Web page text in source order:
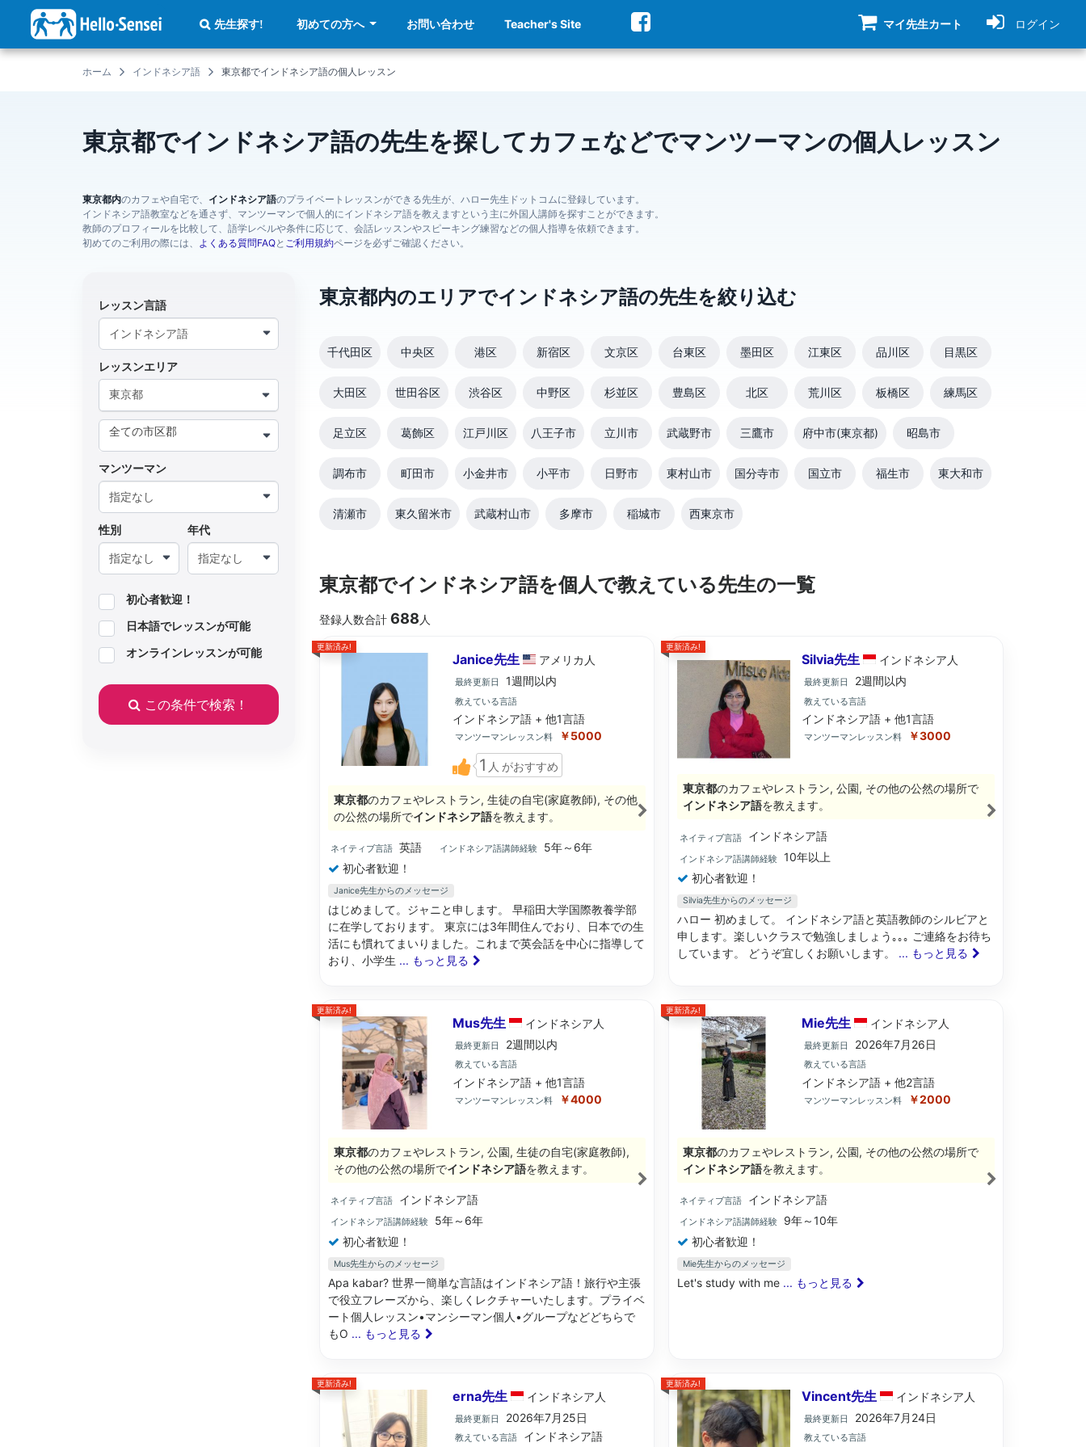
ン
先生探す! 初めての方へ お問い合わせ Teacher's Site マイ先生カート ログイン
ホーム インドネシア語 東京都でインドネシア語の個人レッスン
東京都でインドネシア語の先生を探してカフェなどでマンツーマンの個人レッスン
東京都内のカフェや自宅で、 インドネシア語のプライベートレッスンができる先生が、ハロー先生ドットコムに登録しています。
インドネシア語教室などを通さず、マンツーマンで個人的にインドネシア語を教えますという主に外国人講師を探すことができます。
教師のプロフィールを比較して、語学レベルや条件に応じて、会話レッスンやスピーキング練習などの個人指導を依頼できます。
初めてのご利用の際には、 よくある質問FAQと ご利用規約ページを必ずご確認ください。
レッスン言語
レッスンエリア
東京都
マンツーマン
性別 年代
初心者歓迎！
日本語でレッスンが可能
オンラインレッスンが可能
この条件で検索！
東京都内のエリアでインドネシア語の先生を絞り込む
千代田区 中央区 港区 新宿区 文京区 台東区 墨田区 江東区 品川区 目黒区
大田区 世田谷区 渋谷区 中野区 杉並区 豊島区 北区 荒川区 板橋区 練馬区
足立区 葛飾区 江戸川区 八王子市 立川市 武蔵野市 三鷹市 府中市(東京都) 昭島市
調布市 町田市 小金井市 小平市 日野市 東村山市 国分寺市 国立市 福生市 東大和市
清瀬市 東久留米市 武蔵村山市 多摩市 稲城市 西東京市
東京都でインドネシア語を個人で教えている先生の一覧
登録人数合計 688 人
更新済み!
Janice先生 アメリカ 人
最終更新日 1週間以内
教えている言語
インドネシア語 + 他1言語
マンツーマンレッスン料 ￥5000
1 人 がおすすめ
東京都のカフェやレストラン, 生徒の自宅(家庭教師), その他
の公然の場所でインドネシア語を教えます。
ネイティブ言語 英語 インドネシア語講師経験
5年～6年
初心者歓迎！
Janice先生からのメッセージ
はじめまして。ジャニと申します。 早稲田大学国際教養学部
に在学しております。 東京には3年間住んでおり、日本での生
活にも慣れてまいりました。これまで英会話を中心に指導して
おり、小学生 ... もっと見る
更新済み!
Silvia先生 インドネシア 人
最終更新日 2週間以内
教えている言語
インドネシア語 + 他1言語
マンツーマンレッスン料 ￥3000
東京都のカフェやレストラン, 公園, その他の公然の場所で
インドネシア語を教えます。
ネイティブ言語 インドネシア語
インドネシア語講師経験
10年以上
初心者歓迎！
Silvia先生からのメッセージ
ハロー 初めまして。 インドネシア語と英語教師のシルビアと
申します。楽しいクラスで勉強しましょう｡｡｡ ご連絡をお待ち
しています。 どうぞ宜しくお願いします。 ... もっと見る
更新済み!
Mus先生 インドネシア 人
最終更新日 2週間以内
教えている言語
インドネシア語 + 他1言語
マンツーマンレッスン料 ￥4000
東京都のカフェやレストラン, 公園, 生徒の自宅(家庭教師),
その他の公然の場所でインドネシア語を教えます。
ネイティブ言語 インドネシア語
インドネシア語講師経験
5年～6年
初心者歓迎！
Mus先生からのメッセージ
Apa kabar? 世界一簡単な言語はインドネシア語！旅行や主張
で役立フレーズから、楽しくレクチャーいたします。プライベ
ート個人レッスン•マンシーマン個人•グループなどどちらで
もO ... もっと見る
更新済み!
Mie先生 インドネシア 人
最終更新日 2026年7月26日
教えている言語
インドネシア語 + 他2言語
マンツーマンレッスン料 ￥2000
東京都のカフェやレストラン, 公園, その他の公然の場所で
インドネシア語を教えます。
ネイティブ言語 インドネシア語
インドネシア語講師経験
9年～10年
初心者歓迎！
Mie先生からのメッセージ
Let's study with me ... もっと見る
更新済み!
erna先生 インドネシア 人
最終更新日 2026年7月25日
教えている言語 インドネシア語
更新済み!
Vincent先生 インドネシア 人
最終更新日 2026年7月24日
教えている言語